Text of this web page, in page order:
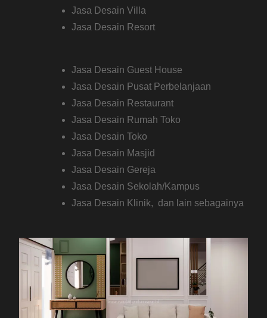
Jasa Desain Villa
Jasa Desain Resort
Jasa Desain Guest House
Jasa Desain Pusat Perbelanjaan
Jasa Desain Restaurant
Jasa Desain Rumah Toko
Jasa Desain Toko
Jasa Desain Masjid
Jasa Desain Gereja
Jasa Desain Sekolah/Kampus
Jasa Desain Klinik, dan lain sebagainya